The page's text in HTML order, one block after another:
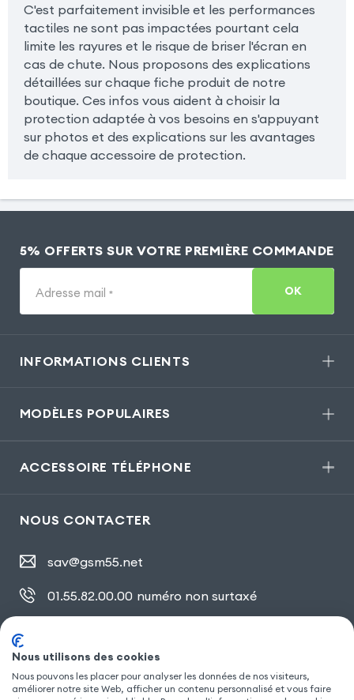
C'est parfaitement invisible et les performances
tactiles ne sont pas impactées pourtant cela
limite les rayures et le risque de briser l'écran en
cas de chute. Nous proposons des explications
détaillées sur chaque fiche produit de notre
boutique. Ces infos vous aident à choisir la
protection adaptée à vos besoins en s'appuyant
sur photos et des explications sur les avantages
de chaque accessoire de protection.
5% OFFERTS SUR VOTRE PREMIÈRE COMMANDE
Adresse mail * OK
INFORMATIONS CLIENTS
MODÈLES POPULAIRES
ACCESSOIRE TÉLÉPHONE
NOUS CONTACTER
sav@gsm55.net
01.55.82.00.00 numéro non surtaxé
SUIVEZ NOUS
Nous utilisons des cookies
Nous pouvons les placer pour analyser les données de nos visiteurs,
améliorer notre site Web, afficher un contenu personnalisé et vous faire